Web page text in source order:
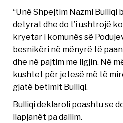
“Unë Shpejtim Nazmi Bulliqi
detyrat dhe do t’i ushtrojë
kryetar i komunës së
besnikëri në mënyrë të
dhe në pajtim me ligjin. Në
kushtet për jetesë më të
gjatë betimit Bulliqi.
Bulliqi deklaroli poashtu se
llapjanët pa dallim.